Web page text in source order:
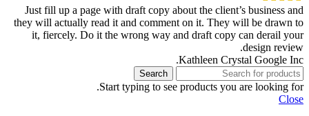
Just fill up a page with draft copy about the client’s business and
they will actually read it and comment on it. They will be drawn to
it, fiercely. Do it the wrong way and draft copy can derail your
design review.
Kathleen Crystal Google Inc.
Search
Start typing to see products you are looking for.
Close